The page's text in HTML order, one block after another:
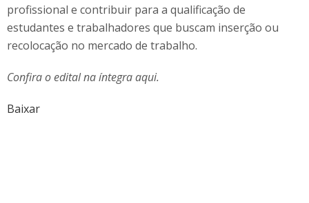
profissional e contribuir para a qualificação de
estudantes e trabalhadores que buscam inserção ou
recolocação no mercado de trabalho.
Confira o edital na íntegra aqui.
Baixar